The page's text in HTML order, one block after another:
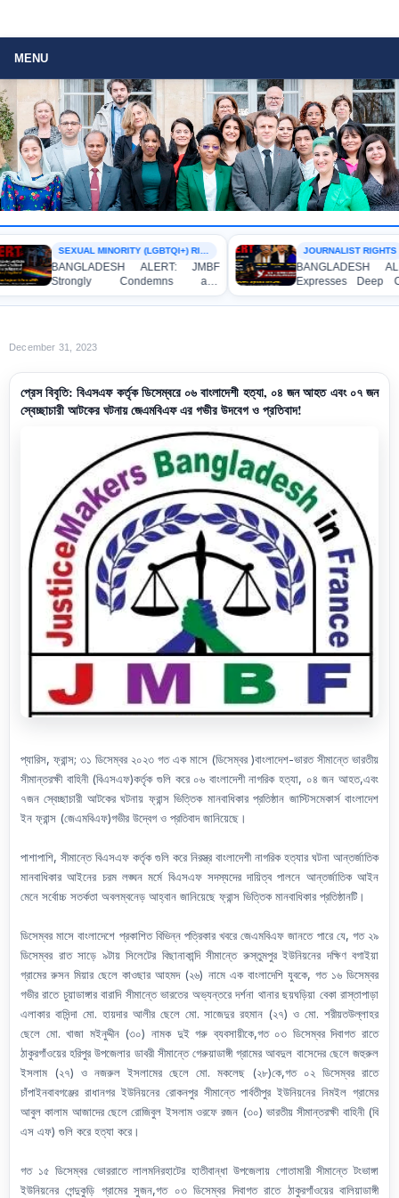
MENU
SEXUAL MINORITY (LGBTQI+) RIGHTS
BANGLADESH ALERT: JMBF
Strongly Condemns and
Expresses Deep Concern over the
Detention of Two Individuals on
JOURNALIST RIGHTS
BANGLADESH
Expresses Deep
Strong
Indictment of Four
December 31, 2023
প্রেস বিবৃতি: বিএসএফ কর্তৃক ডিসেম্বরে ০৬ বাংলাদেশী হত্যা, ০৪ জন আহত এবং ০৭ জন
স্বেচ্ছাচারী আটকের ঘটনায় জেএমবিএফ এর গভীর উদবেগ ও প্রতিবাদ!
প্যারিস, ফ্রান্স; ৩১ ডিসেম্বর ২০২৩ গত এক মাসে (ডিসেম্বর )বাংলাদেশ-ভারত সীমান্তে ভারতীয়
সীমান্তরক্ষী বাহিনী (বিএসএফ)কর্তৃক গুলি করে ০৬ বাংলাদেশী নাগরিক হত্যা, ০৪ জন আহত,এবং
৭জন স্বেচ্ছাচারী আটকের ঘটনায় ফ্রান্স ভিত্তিক মানবাধিকার প্রতিষ্ঠান জাস্টিসমেকার্স বাংলাদেশ
ইন ফ্রান্স (জেএমবিএফ)গভীর উদ্বেগ ও প্রতিবাদ জানিয়েছে।
পাশাপাশি, সীমান্তে বিএসএফ কর্তৃক গুলি করে নিরস্ত্র বাংলাদেশী নাগরিক হত্যার ঘটনা আন্তর্জাতিক
মানবাধিকার আইনের চরম লঙ্ঘন মর্মে বিএসএফ সদস্যদের দায়িত্ব পালনে আন্তর্জাতিক আইন
মেনে সর্বোচ্চ সতর্কতা অবলম্বনেড় আহ্বান জানিয়েছে ফ্রান্স ভিত্তিক মানবাধিকার প্রতিষ্ঠানটি।
ডিসেম্বর মাসে বাংলাদেশে প্রকাশিত বিভিন্ন পত্রিকার খবরে জেএমবিএফ জানতে পারে যে, গত ২৯
ডিসেম্বর রাত সাড়ে ৯টায় সিলেটের বিছানাকান্দি সীমান্তে রুস্তুমপুর ইউনিয়নের দক্ষিণ বগাইয়া
গ্রামের রুসন মিয়ার ছেলে কাওছার আহমদ (২৬) নামে এক বাংলাদেশি যুবকে, গত ১৬ ডিসেম্বর
গভীর রাতে চুয়াডাঙ্গার বারাদি সীমান্তে ভারতের অভ্যন্তরে দর্শনা থানার ছয়ঘড়িয়া বেকা রাস্তাপাড়া
এলাকার বাসিন্দা মো. হায়দার আলীর ছেলে মো. সাজেদুর রহমান (২৭) ও মো. শরীয়তউল্লাহর
ছেলে মো. খাজা মইনুদ্দীন (৩০) নামক দুই গরু ব্যবসায়ীকে,গত ০৩ ডিসেম্বর দিবাগত রাতে
ঠাকুরগাঁওয়ের হরিপুর উপজেলার ডাবরী সীমান্তে গেরুয়াডাঙ্গী গ্রামের আবদুল বাসেদের ছেলে জহুরুল
ইসলাম (২৭) ও নজরুল ইসলামের ছেলে মো. মকলেছ (২৮)কে,গত ০২ ডিসেম্বর রাতে
চাঁপাইনবাবগঞ্জের রাধানগর ইউনিয়নের রোকনপুর সীমান্তে পার্বতীপুর ইউনিয়নের নিমইল গ্রামের
আবুল কালাম আজাদের ছেলে রোজিবুল ইসলাম ওরফে রজন (৩০) ভারতীয় সীমান্তরক্ষী বাহিনী (বি
এস এফ) গুলি করে হত্যা করে।
গত ১৫ ডিসেম্বর ভোররাতে লালমনিরহাটের হাতীবান্ধা উপজেলায় গোতামারী সীমান্তে টংভাঙ্গা
ইউনিয়নের গেন্দুকুড়ি গ্রামের সুজন,গত ০৩ ডিসেম্বর দিবাগত রাতে ঠাকুরগাঁওয়ের বালিয়াডাঙ্গী